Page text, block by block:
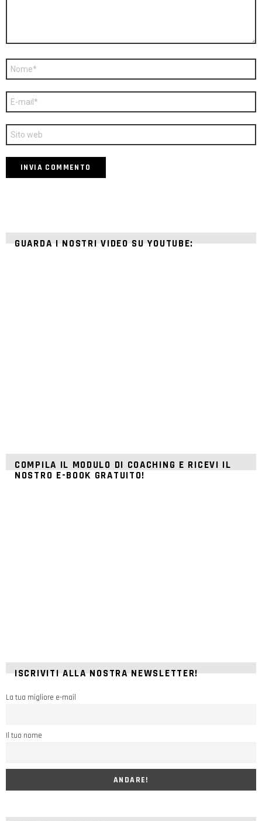
Nome
E-
mail
*
Sito
web
GUARDA I NOSTRI VIDEO SU YOUTUBE:
COMPILA IL MODULO DI COACHING E RICEVI IL
NOSTRO E-BOOK GRATUITO!
ISCRIVITI ALLA NOSTRA NEWSLETTER!
La tua migliore e-mail
Il tuo nome